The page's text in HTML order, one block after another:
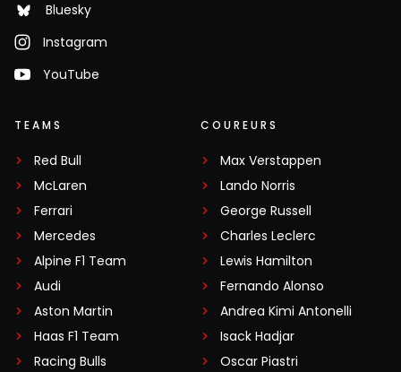
Bluesky
Instagram
YouTube
TEAMS
Red Bull
McLaren
Ferrari
Mercedes
Alpine F1 Team
Audi
Aston Martin
Haas F1 Team
Racing Bulls
COUREURS
Max Verstappen
Lando Norris
George Russell
Charles Leclerc
Lewis Hamilton
Fernando Alonso
Andrea Kimi Antonelli
Isack Hadjar
Oscar Piastri